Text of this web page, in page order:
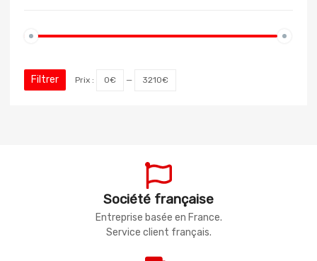
Filtrer Prix : 0€ — 3210€
Société française
Entreprise basée en France.
Service client français.